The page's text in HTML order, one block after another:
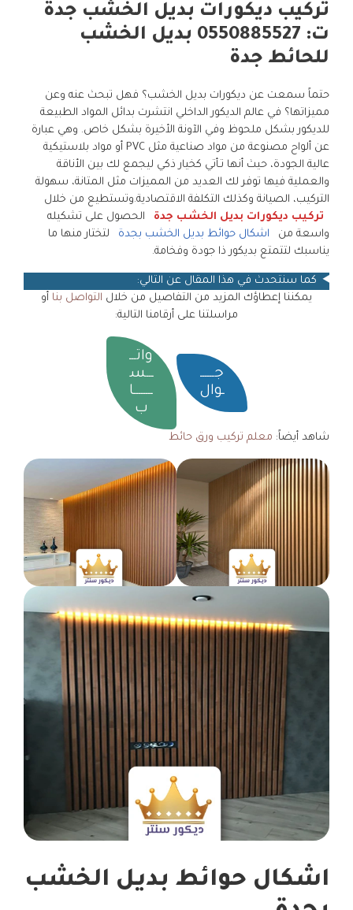
تركيب ديكورات بديل الخشب جدة
ت: 0550885527 بديل الخشب
للحائط جدة
حتماً سمعت عن ديكورات بديل الخشب؟ فهل تبحث عنه وعن
مميزاتها؟ في عالم الديكور الداخلي انتشرت بدائل المواد الطبيعة
للديكور بشكل ملحوظ وفي الآونة الأخيرة بشكل خاص. وهي عبارة
عن ألواح مصنوعة من مواد صناعية مثل PVC أو مواد بلاستيكية
عالية الجودة، حيث أنها تـأتي كخيار ذكي ليجمع لك بين الأناقة
والعملية فيها توفر لك العديد من المميزات مثل المتانة، سهولة
التركيب، الصيانة وكذلك التكلفة الاقتصادية.وتستطيع من خلال
تركيب ديكورات بديل الخشب جدة
الحصول على تشكيله
واسعة من
اشكال حوائط بديل الخشب بجدة
لتختار منها ما
يناسبك لتتمتع بديكور ذا جودة وفخامة.
كما سنتحدث في هذا المقال عن التالي:
يمكننا إعطاؤك المزيد من التفاصيل من خلال التواصل بنا أو
مراسلتنا على أرقامنا التالية:
جــــــ
ـوال
واتـــ
ـــس
ــــــــا
ب
شاهد أيضاً: معلم تركيب ورق حائط
اشكال حوائط بديل الخشب